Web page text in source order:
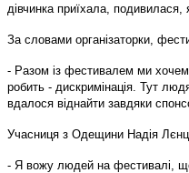
дівчинка приїхала,
За словами організаторки,
- Разом із фестивалем ми
робить - дискримінація. Тут
вдалося віднайти завдяки
Учасниця з Одещини Надія Лєнц
- Я вожу людей на фестивалі,